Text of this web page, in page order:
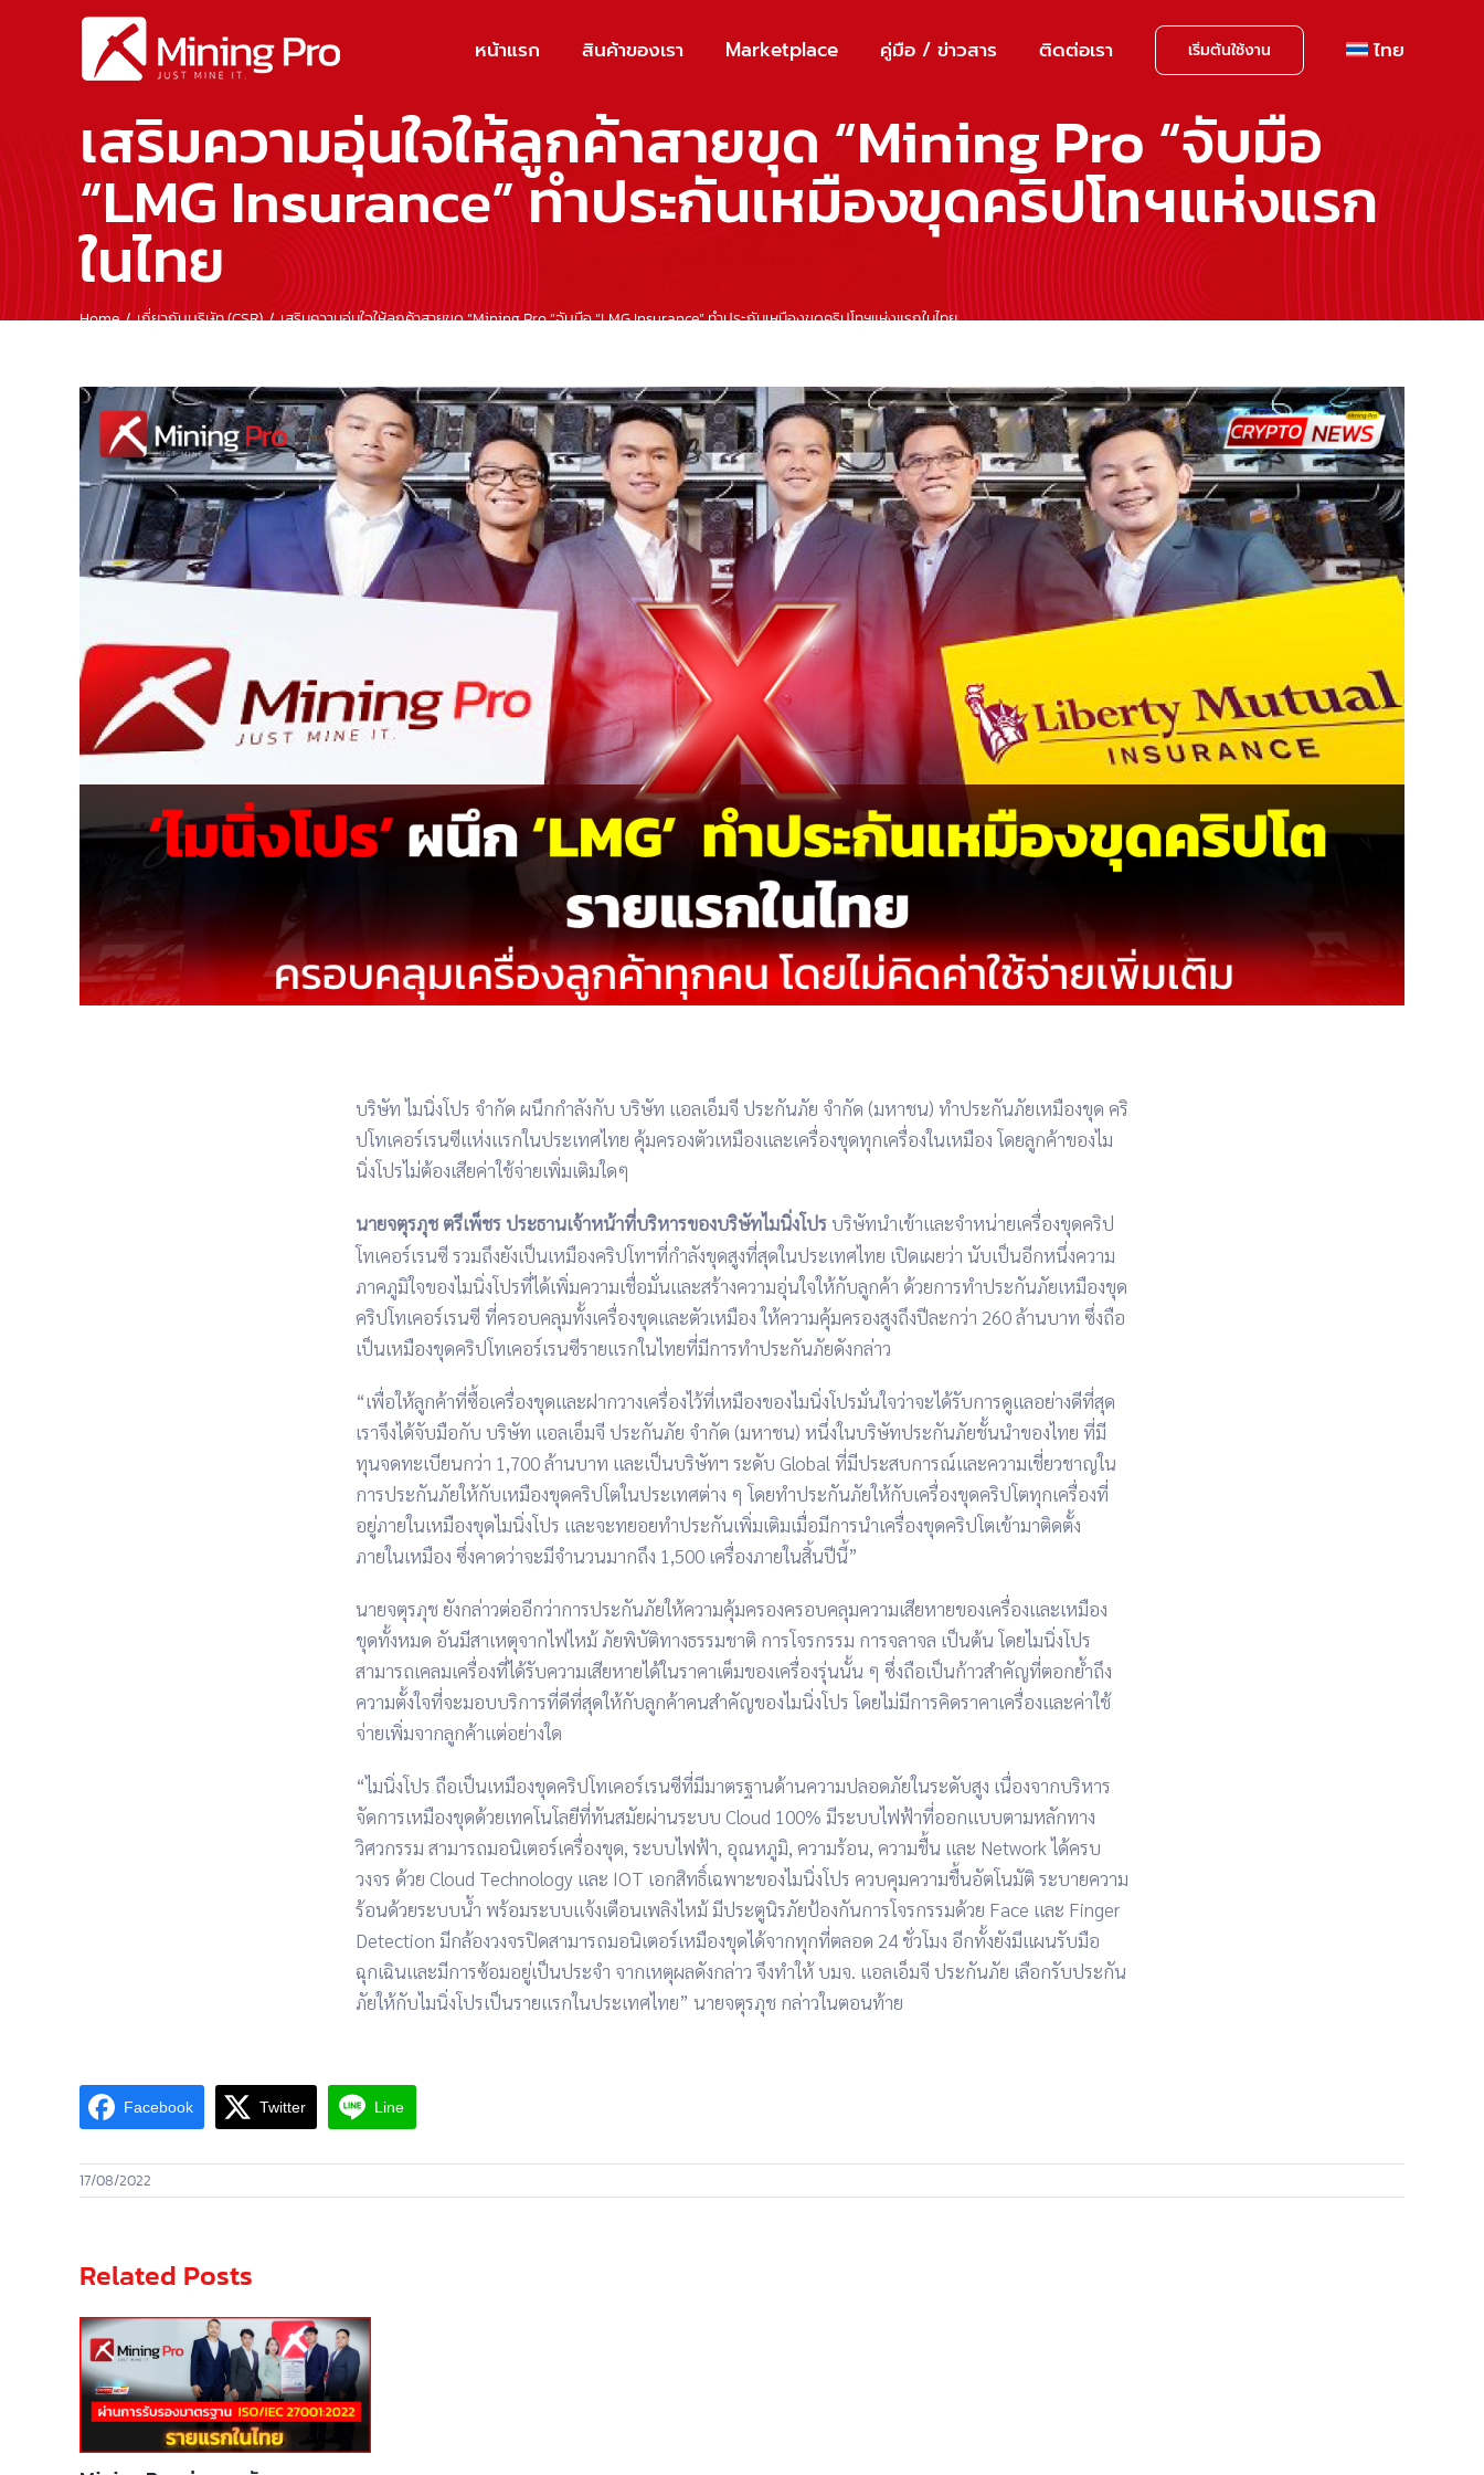
หน้าแรก สินค้าของเรา Marketplace คู่มือ / ข่าวสาร ติดต่อเรา เริ่มต้นใช้งาน ไทย
เสริมความอุ่นใจให้ลูกค้าสายขุด “Mining Pro “จับมือ
“LMG Insurance” ทำประกันเหมืองขุดคริปโทฯแห่งแรก
ในไทย
Home เกี่ยวกับบริษัท (CSR) เสริมความอุ่นใจให้ลูกค้าสายขุด “Mining Pro “จับมือ “LMG Insurance” ทำประกันเหมืองขุดคริปโทฯแห่งแรกในไทย
View
Larger
Image
บริษัท ไมนิ่งโปร จำกัด ผนึกกำลังกับ บริษัท แอลเอ็มจี ประกันภัย จำกัด (มหาชน) ทำประกันภัยเหมืองขุด คริ
ปโทเคอร์เรนซีแห่งแรกในประเทศไทย คุ้มครองตัวเหมืองและเครื่องขุดทุกเครื่องในเหมือง โดยลูกค้าของไม
นิ่งโปรไม่ต้องเสียค่าใช้จ่ายเพิ่มเติมใดๆ
นายจตุรภุช ตรีเพ็ชร ประธานเจ้าหน้าที่บริหารของบริษัทไมนิ่งโปร บริษัทนำเข้าและจำหน่ายเครื่องขุดคริป
โทเคอร์เรนซี รวมถึงยังเป็นเหมืองคริปโทฯที่กำลังขุดสูงที่สุดในประเทศไทย เปิดเผยว่า นับเป็นอีกหนึ่งความ
ภาคภูมิใจของไมนิ่งโปรที่ได้เพิ่มความเชื่อมั่นและสร้างความอุ่นใจให้กับลูกค้า ด้วยการทำประกันภัยเหมืองขุด
คริปโทเคอร์เรนซี ที่ครอบคลุมทั้งเครื่องขุดและตัวเหมือง ให้ความคุ้มครองสูงถึงปีละกว่า 260 ล้านบาท ซึ่งถือ
เป็นเหมืองขุดคริปโทเคอร์เรนซีรายแรกในไทยที่มีการทำประกันภัยดังกล่าว
“เพื่อให้ลูกค้าที่ซื้อเครื่องขุดและฝากวางเครื่องไว้ที่เหมืองของไมนิ่งโปรมั่นใจว่าจะได้รับการดูแลอย่างดีที่สุด
เราจึงได้จับมือกับ บริษัท แอลเอ็มจี ประกันภัย จำกัด (มหาชน) หนึ่งในบริษัทประกันภัยชั้นนำของไทย ที่มี
ทุนจดทะเบียนกว่า 1,700 ล้านบาท และเป็นบริษัทฯ ระดับ Global ที่มีประสบการณ์และความเชี่ยวชาญใน
การประกันภัยให้กับเหมืองขุดคริปโตในประเทศต่าง ๆ โดยทำประกันภัยให้กับเครื่องขุดคริปโตทุกเครื่องที่
อยู่ภายในเหมืองขุดไมนิ่งโปร และจะทยอยทำประกันเพิ่มเติมเมื่อมีการนำเครื่องขุดคริปโตเข้ามาติดตั้ง
ภายในเหมือง ซึ่งคาดว่าจะมีจำนวนมากถึง 1,500 เครื่องภายในสิ้นปีนี้”
นายจตุรภุช ยังกล่าวต่ออีกว่าการประกันภัยให้ความคุ้มครองครอบคลุมความเสียหายของเครื่องและเหมือง
ขุดทั้งหมด อันมีสาเหตุจากไฟไหม้ ภัยพิบัติทางธรรมชาติ การโจรกรรม การจลาจล เป็นต้น โดยไมนิ่งโปร
สามารถเคลมเครื่องที่ได้รับความเสียหายได้ในราคาเต็มของเครื่องรุ่นนั้น ๆ ซึ่งถือเป็นก้าวสำคัญที่ตอกย้ำถึง
ความตั้งใจที่จะมอบบริการที่ดีที่สุดให้กับลูกค้าคนสำคัญของไมนิ่งโปร โดยไม่มีการคิดราคาเครื่องและค่าใช้
จ่ายเพิ่มจากลูกค้าแต่อย่างใด
“ไมนิ่งโปร ถือเป็นเหมืองขุดคริปโทเคอร์เรนซีที่มีมาตรฐานด้านความปลอดภัยในระดับสูง เนื่องจากบริหาร
จัดการเหมืองขุดด้วยเทคโนโลยีที่ทันสมัยผ่านระบบ Cloud 100% มีระบบไฟฟ้าที่ออกแบบตามหลักทาง
วิศวกรรม สามารถมอนิเตอร์เครื่องขุด, ระบบไฟฟ้า, อุณหภูมิ, ความร้อน, ความชื้น และ Network ได้ครบ
วงจร ด้วย Cloud Technology และ IOT เอกสิทธิ์เฉพาะของไมนิ่งโปร ควบคุมความชื้นอัตโนมัติ ระบายความ
ร้อนด้วยระบบน้ำ พร้อมระบบแจ้งเตือนเพลิงไหม้ มีประตูนิรภัยป้องกันการโจรกรรมด้วย Face และ Finger
Detection มีกล้องวงจรปิดสามารถมอนิเตอร์เหมืองขุดได้จากทุกที่ตลอด 24 ชั่วโมง อีกทั้งยังมีแผนรับมือ
ฉุกเฉินและมีการซ้อมอยู่เป็นประจำ จากเหตุผลดังกล่าว จึงทำให้ บมจ. แอลเอ็มจี ประกันภัย เลือกรับประกัน
ภัยให้กับไมนิ่งโปรเป็นรายแรกในประเทศไทย” นายจตุรภุช กล่าวในตอนท้าย
Facebook Twitter Line
17/08/2022
Related Posts